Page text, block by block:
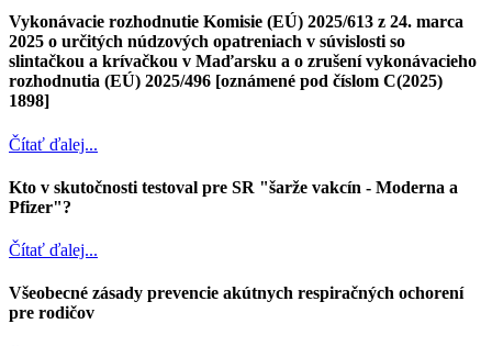
Vykonávacie rozhodnutie Komisie (EÚ) 2025/613 z 24. marca
2025 o určitých núdzových opatreniach v súvislosti so
slintačkou a krívačkou v Maďarsku a o zrušení vykonávacieho
rozhodnutia (EÚ) 2025/496 [oznámené pod číslom C(2025)
1898]
Čítať ďalej...
Kto v skutočnosti testoval pre SR "šarže vakcín - Moderna a
Pfizer"?
Čítať ďalej...
Všeobecné zásady prevencie akútnych respiračných ochorení
pre rodičov